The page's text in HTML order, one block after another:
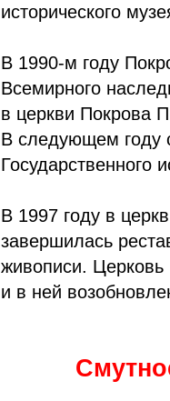
исторического
В 1990-м году
Всемирного
в церкви Покрова
В следующем году
Государственного
В 1997 году в
завершилась
живописи. Церковь
и в ней